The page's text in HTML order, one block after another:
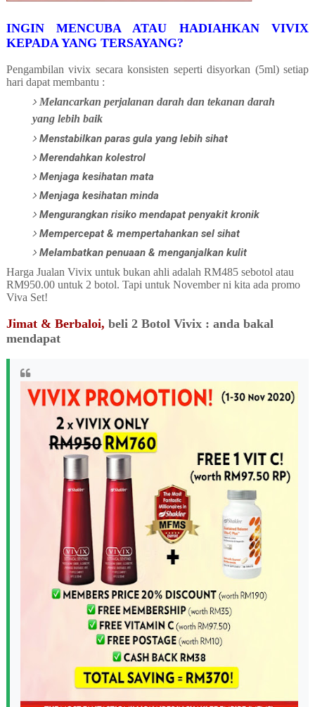
INGIN MENCUBA ATAU HADIAHKAN VIVIX
KEPADA YANG TERSAYANG?
Pengambilan vivix secara konsisten seperti disyorkan (5ml) setiap
hari dapat membantu :
Melancarkan perjalanan darah dan tekanan darah
yang lebih baik
Menstabilkan paras gula yang lebih sihat
Merendahkan kolestrol
Menjaga kesihatan mata
Menjaga kesihatan minda
Mengurangkan risiko mendapat penyakit kronik
Mempercepat & mempertahankan sel sihat
Melambatkan penuaan & menganjalkan kulit
Harga Jualan Vivix untuk bukan ahli adalah RM485 sebotol atau
RM950.00 untuk 2 botol. Tapi untuk November ni kita ada promo
Viva Set!
Jimat & Berbaloi, beli 2 Botol Vivix : anda bakal
mendapat